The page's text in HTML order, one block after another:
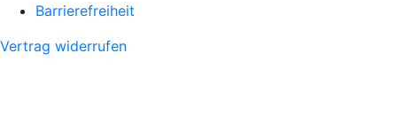
Barrierefreiheit
Vertrag widerrufen